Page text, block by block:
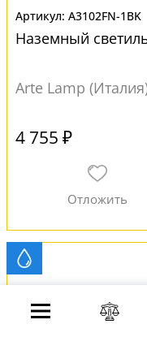
A3102FN-1BK
Наземный
Arte Lamp
4 755 ₽